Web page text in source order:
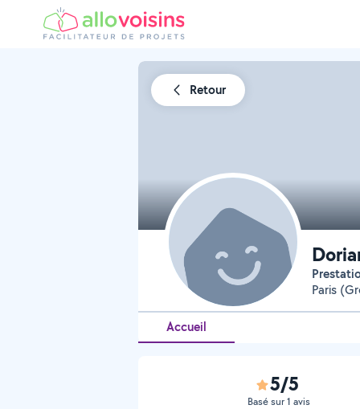
Retour
Paris
Accueil
5/5
Basé sur 1 avis